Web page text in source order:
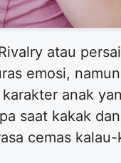
atau
emosi,
anak
saat kakak
cemas